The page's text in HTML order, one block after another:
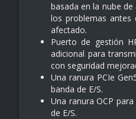
basada en la nube
los problemas antes
afectado.
Puerto de gestión
adicional para
con seguridad
Una ranura PCIe
banda de E/S.
Una ranura OCP
de E/S.